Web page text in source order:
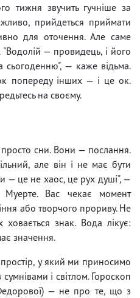
тижня звучить гучніше за
прийдеться приймати
для оточення. Але саме
— провидець, і його
сьогоденню", — каже відьма.
попереду інших — і це ок.
на своєму.
сни. Вони — послання.
але він і не має бути
— це не хаос, це рух душі", —
Вас чекає момент
або творчого прориву. Не
знак. Вода лікує:
значення.
у який ми приносимо
і світлом. Гороскоп
— не про те, що з